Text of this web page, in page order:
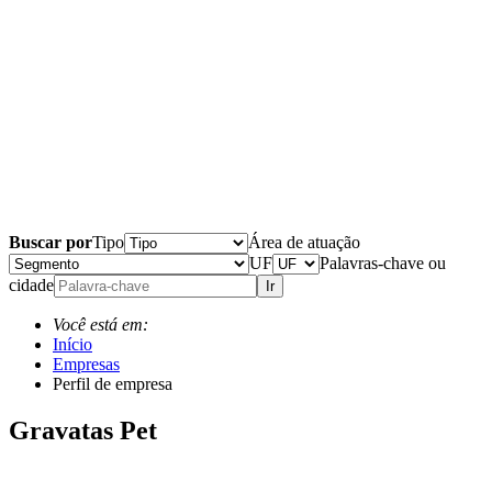
Buscar porTipo
Área de atuação
UF
Palavras-chave ou
cidade
Ir
Você está em:
Início
Empresas
Perfil de empresa
Gravatas Pet